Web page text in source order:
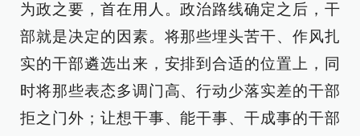
为政之要，首在用人。政治路线确定之后，干
部就是决定的因素。将那些埋头苦干、作风扎
实的干部遴选出来，安排到合适的位置上，同
时将那些表态多调门高、行动少落实差的干部
拒之门外；让想干事、能干事、干成事的干部